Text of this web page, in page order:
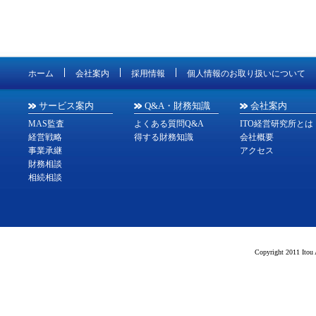
ホーム 会社案内 採用情報 個人情報のお取り扱いについて
サービス案内
MAS監査
経営戦略
事業承継
財務相談
相続相談
Q&A・財務知識
よくある質問Q&A
得する財務知識
会社案内
ITO経営研究所とは
会社概要
アクセス
Copyright 2011 Itou